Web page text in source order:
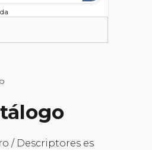
/ Descriptores es